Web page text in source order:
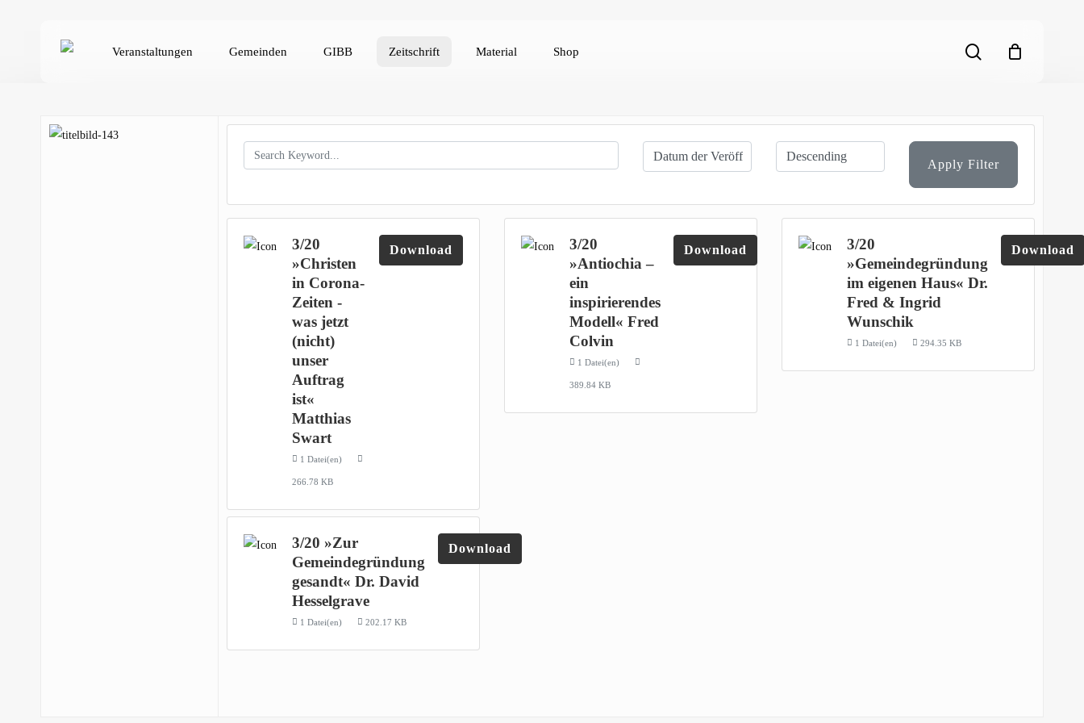
Veranstaltungen Gemeinden GIBB Zeitschrift Material Shop search
Apply Filter
3/20
»Christen
in Corona-
Zeiten -
was jetzt
(nicht)
unser
Auftrag
ist«
Matthias
Swart
1 Datei(en)
266.78 KB
Download
3/20
»Antiochia –
ein
inspirierendes
Modell« Fred
Colvin
1 Datei(en)
389.84 KB
Download
3/20
»Gemeindegründung
im eigenen Haus« Dr.
Fred & Ingrid
Wunschik
1 Datei(en) 294.35 KB
Download
3/20 »Zur
Gemeindegründung
gesandt« Dr. David
Hesselgrave
1 Datei(en) 202.17 KB
Download